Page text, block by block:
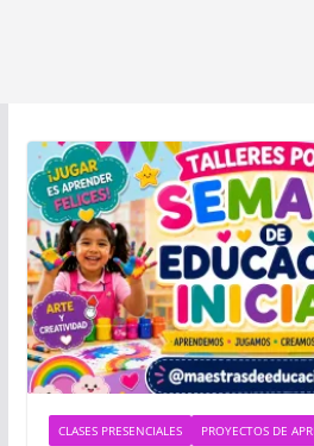
CLASES PRESENCIALES PROYECTOS DE